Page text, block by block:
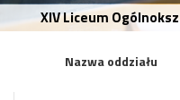
XIV Liceum
Nazwa oddziału